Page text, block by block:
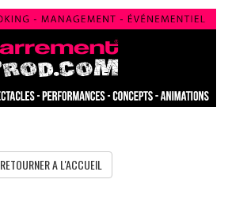
RETOURNER A L'ACCUEIL